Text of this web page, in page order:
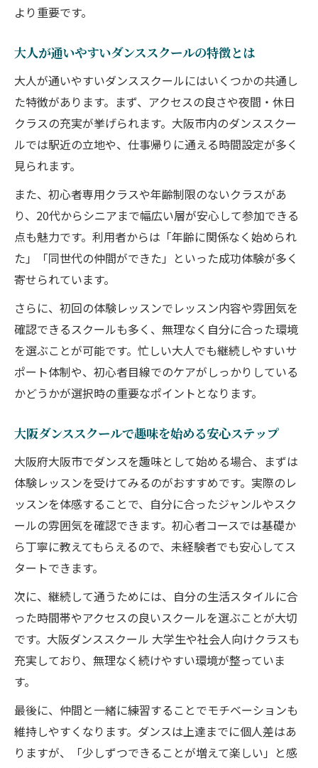
より重要です。
大人が通いやすいダンススクールの特徴とは
大人が通いやすいダンススクールにはいくつかの共通し
た特徴があります。まず、アクセスの良さや夜間・休日
クラスの充実が挙げられます。大阪市内のダンススクー
ルでは駅近の立地や、仕事帰りに通える時間設定が多く
見られます。
また、初心者専用クラスや年齢制限のないクラスがあ
り、20代からシニアまで幅広い層が安心して参加できる
点も魅力です。利用者からは「年齢に関係なく始められ
た」「同世代の仲間ができた」といった成功体験が多く
寄せられています。
さらに、初回の体験レッスンでレッスン内容や雰囲気を
確認できるスクールも多く、無理なく自分に合った環境
を選ぶことが可能です。忙しい大人でも継続しやすいサ
ポート体制や、初心者目線でのケアがしっかりしている
かどうかが選択時の重要なポイントとなります。
大阪ダンススクールで趣味を始める安心ステップ
大阪府大阪市でダンスを趣味として始める場合、まずは
体験レッスンを受けてみるのがおすすめです。実際のレ
ッスンを体感することで、自分に合ったジャンルやスク
ールの雰囲気を確認できます。初心者コースでは基礎か
ら丁寧に教えてもらえるので、未経験者でも安心してス
タートできます。
次に、継続して通うためには、自分の生活スタイルに合
った時間帯やアクセスの良いスクールを選ぶことが大切
です。大阪ダンススクール 大学生や社会人向けクラスも
充実しており、無理なく続けやすい環境が整っていま
す。
最後に、仲間と一緒に練習することでモチベーションも
維持しやすくなります。ダンスは上達までに個人差はあ
りますが、「少しずつできることが増えて楽しい」と感